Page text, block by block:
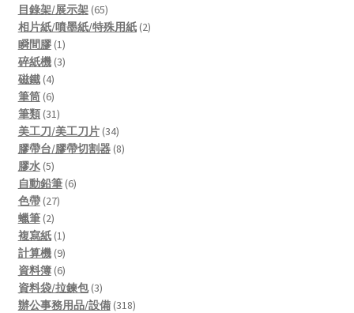
product
目錄架/展示架 6565
products
相片紙/噴墨紙/特殊用紙 22
瞬間膠 11
product
碎紙機 33
磁鐵 44
products
筆筒 66
products
筆類 3131
products
美工刀/美工刀片 3434
products
膠帶台/膠帶切割器 88
膠水 55
products
自動鉛筆 66
色帶 2727
蠟筆 22
products
複寫紙 11
product
計算機 99
products
資料簿 66
products
資料袋/拉鍊包 33
products
辦公事務用品/設備 318318